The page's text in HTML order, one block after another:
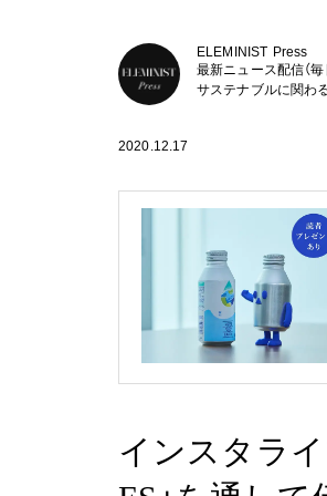
ELEMINIST Press
最新ニュース配信（毎
サステナブルに関わ
2020.12.17
インスタラ